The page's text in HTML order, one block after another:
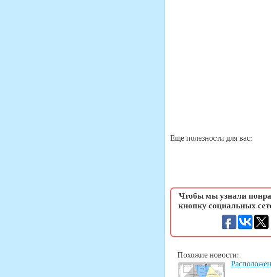
Еще полезности для вас:
Чтобы мы узнали
кнопку социальных
Похожие новости: